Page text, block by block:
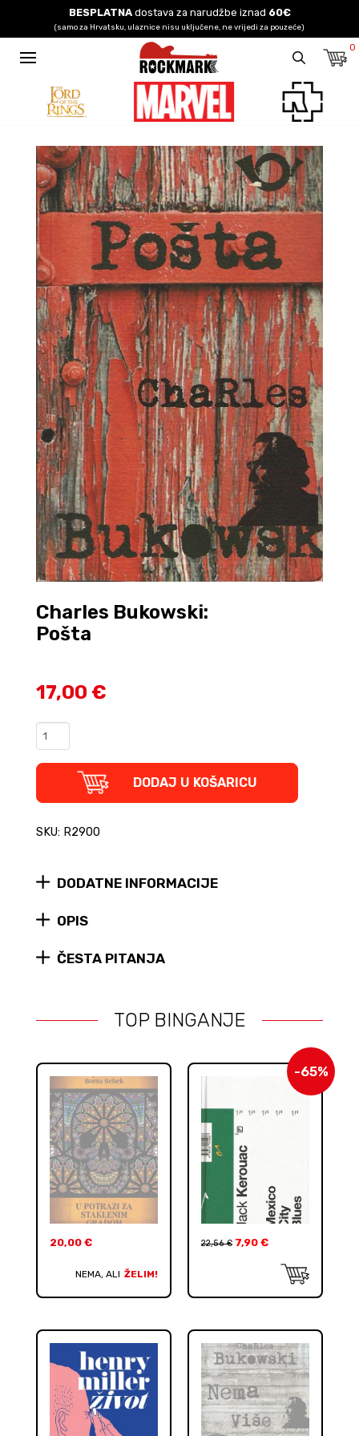
BESPLATNAdostava za narudžbe iznad 60€
(samo za Hrvatsku, ulaznice nisu uključene, ne vrijedi za pouzeće)
0
Charles Bukowski:
Pošta
17,00 €
Pošta
DODAJ U KOŠARICU
SKU: R2900
DODATNE INFORMACIJE
OPIS
ČESTA PITANJA
TOP BINGANJE
20,00 €
NEMA, ALI ŽELIM!
-65%
22,56€ 7,90 €